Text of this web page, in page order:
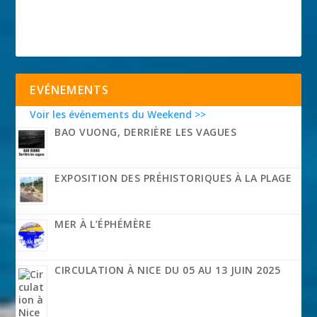
EVÉNEMENTS
Voir les événements du Weekend >>
BAO VUONG, DERRIÈRE LES VAGUES
EXPOSITION DES PRÉHISTORIQUES À LA PLAGE
MER À L’ÉPHÉMÈRE
CIRCULATION À NICE DU 05 AU 13 JUIN 2025